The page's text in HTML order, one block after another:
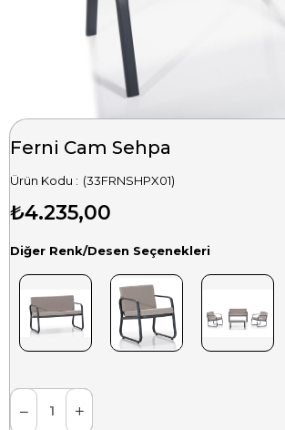
Ferni Cam Sehpa
(33FRNSHPX01)
₺4.235,00
Diğer Renk/Desen Seçenekleri